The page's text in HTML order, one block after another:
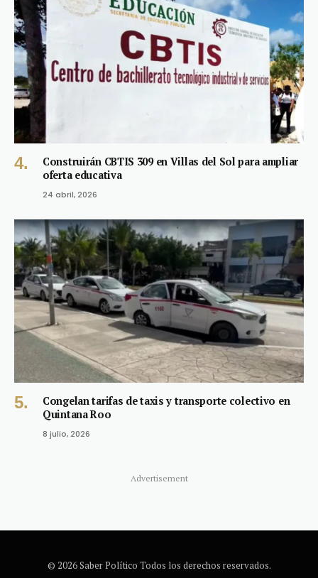
Construirán CBTIS 309 en Villas del Sol para ampliar
oferta educativa
24 abril, 2026
Congelan tarifas de taxis y transporte colectivo en
Quintana Roo
8 julio, 2026
Advertisement
© 2026 Saber Político Todos los derechos reservados.